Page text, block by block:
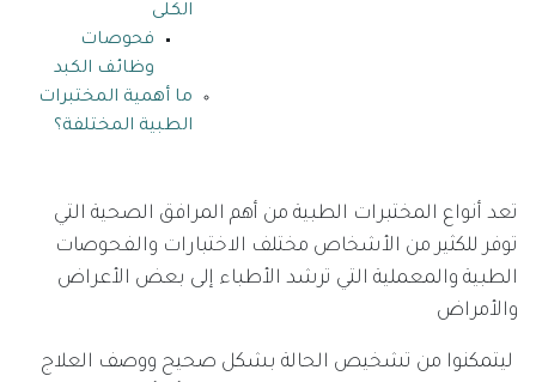
الكلى
فحوصات
وظائف الكبد
ما أهمية المختبرات
الطبية المختلفة؟
تعد أنواع المختبرات الطبية من أهم المرافق الصحية التي
توفر للكثير من الأشخاص مختلف الاختبارات والفحوصات
الطبية والمعملية التي ترشد الأطباء إلى بعض الأعراض
والأمراض
ليتمكنوا من تشخيص الحالة بشكل صحيح ووصف العلاج